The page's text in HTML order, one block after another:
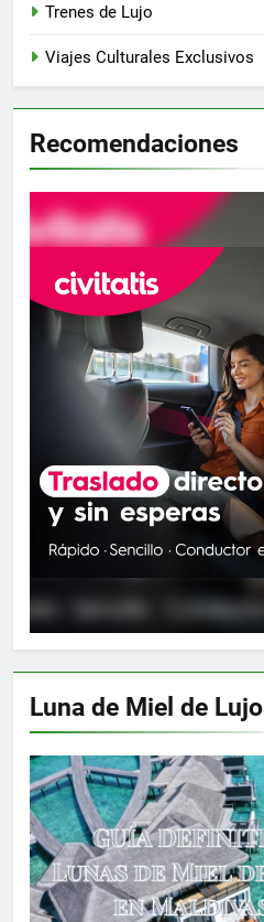
Trenes de Lujo
Viajes Culturales Exclusivos
Recomendaciones
Luna de Miel de Lujo